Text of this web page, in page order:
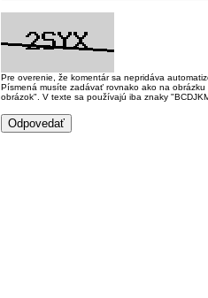
Pre overenie, že komentár sa nepridáva
Písmená musíte zadávať rovnako ako na
obrázok". V texte sa používajú iba znaky